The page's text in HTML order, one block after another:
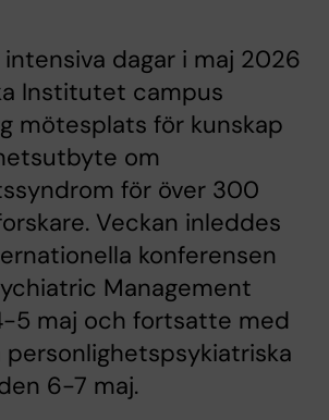
intensiva dagar i maj 2026
Institutet campus
mötesplats för kunskap
om
för över 300
Veckan inleddes
konferensen
Management
5 maj och fortsatte med
personlighetspsykiatriska
6-7 maj.